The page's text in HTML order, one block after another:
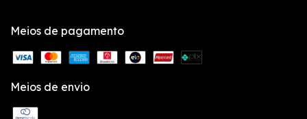
Meios de pagamento
Meios de envio